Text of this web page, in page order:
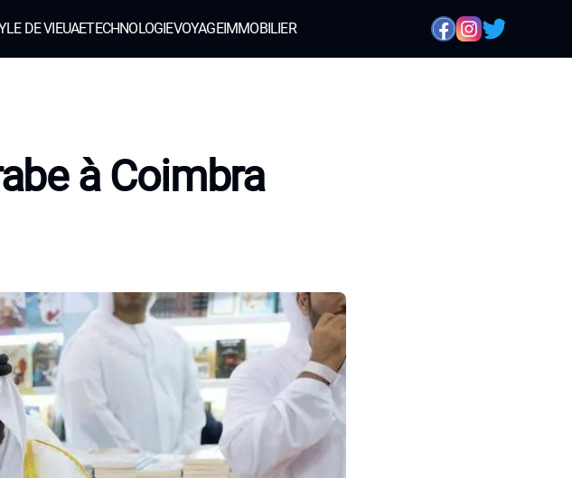
DE VIEUAETECHNOLOGIEVOYAGEIMMOBILIER
à Coimbra